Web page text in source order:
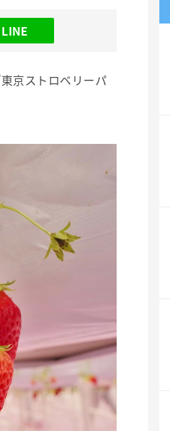
LINE
京ストロベリーパ